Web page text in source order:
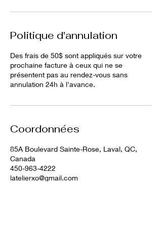
Politique d'annulation
Des frais de 50$ sont appliqués sur votre
prochaine facture à ceux qui ne se
présentent pas au rendez-vous sans
annulation 24h à l'avance.
Coordonnées
85A Boulevard Sainte-Rose, Laval, QC,
Canada
450-963-4222
latelierxo@gmail.com